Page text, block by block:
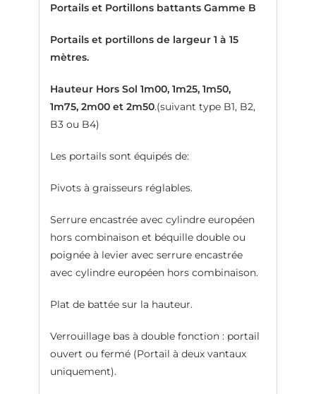
Portails et Portillons battants Gamme B
Portails et portillons de largeur 1 à 15
mètres.
Hauteur Hors Sol 1m00, 1m25, 1m50,
1m75, 2m00 et 2m50.(suivant type B1, B2,
B3 ou B4)
Les portails sont équipés de:
Pivots à graisseurs réglables.
Serrure encastrée avec cylindre européen
hors combinaison et béquille double ou
poignée à levier avec serrure encastrée
avec cylindre européen hors combinaison.
Plat de battée sur la hauteur.
Verrouillage bas à double fonction : portail
ouvert ou fermé (Portail à deux vantaux
uniquement).